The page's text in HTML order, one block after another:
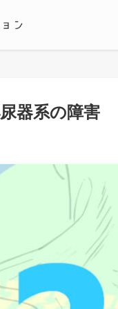
器系の障害